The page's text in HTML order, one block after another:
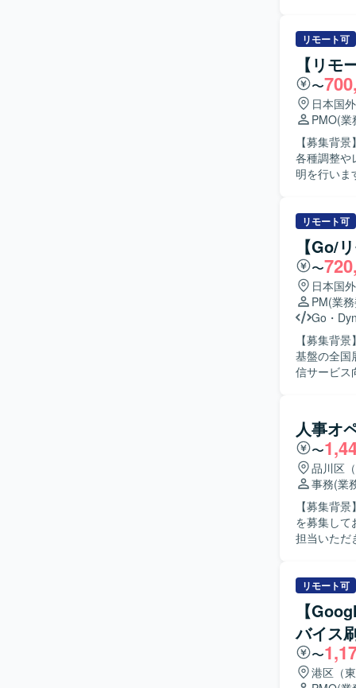
ンボイス
連絡調整
ボットの
可能性があ
ます。 【求める人物像】 高い英語力を活かして現場の架け橋として活躍したい方を求めていま
す。フッ
知識を活
【ポジシ
市場価値を
の領域を横
能です。 【開発環境】 ロボットやハードウェア機器を扱う製造業の現場において、技術資料や
図面などを
リモート可
【リ
〜
日本国外
PMO(業
【募集背
各種調整やレビュ
明を行いま
合わせ対応などを行います。 【
ーション
ケーション
の魅力】
までの幅
でのコミュニケー
ンを対象と
リモート可
【Go/
〜
日本国外
PM(業
Go ・
【募集背
基盤の全国展
信サービス
ケーショ
ます。 【求める人物像】 エンジニア（インフラ/アプリ）間の技術的課題を正しく汲み取り、円
滑な合意形
ら関係者
しい技術
マッチす
ンツが好きな
大規模ト
国レベルで
関連技術に
関われる点も魅力です。 【開発環境】
Redshift
Terraform
ります。
人事オ
〜
品川区
事務(業
【募集背
を募集しております。 【作業内容】 給与、社
担当いただ
事オペレ
しい環境
きる方が望ましいです。 【ポジション
ンジの案件
厚生や企業
ます。 【開発環境】 人事システムとしてWorkdayやADP（SAP HCM）などの利用経験がある
方は知見
リモート可
【
バイス
〜
港区（